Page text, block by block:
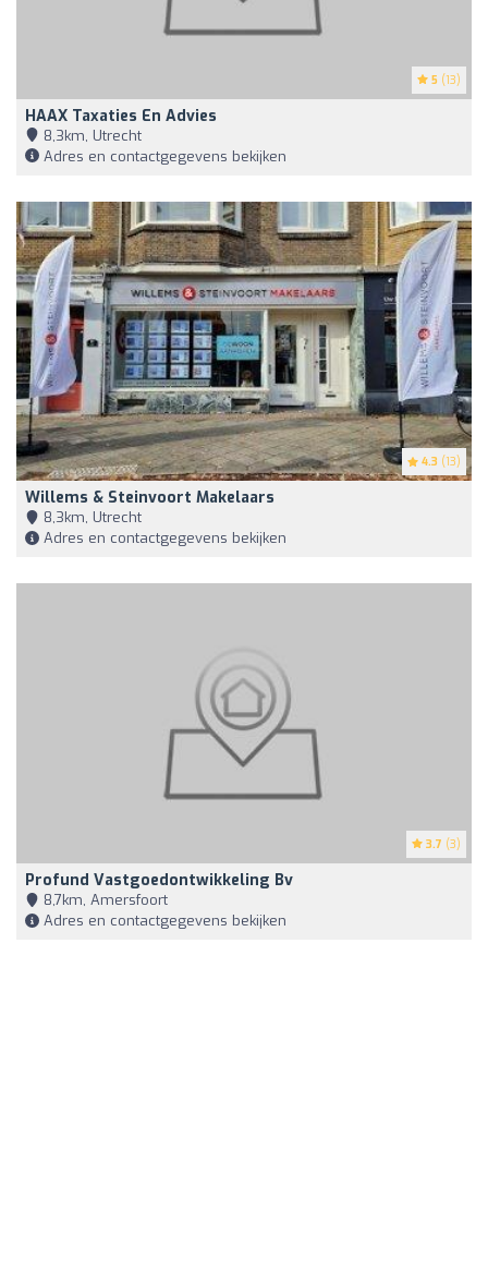
5 (13)
HAAX Taxaties En Advies
8,3km, Utrecht
Adres en contactgegevens bekijken
4.3 (13)
Willems & Steinvoort Makelaars
8,3km, Utrecht
Adres en contactgegevens bekijken
3.7 (3)
Profund Vastgoedontwikkeling Bv
8,7km, Amersfoort
Adres en contactgegevens bekijken